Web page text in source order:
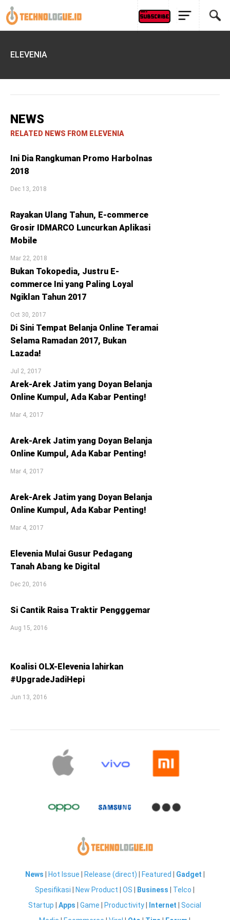
ELEVENIA
NEWS
RELATED NEWS FROM ELEVENIA
Ini Dia Rangkuman Promo Harbolnas
2018
Dec 13, 2018
Rayakan Ulang Tahun, E-commerce
Grosir IDMARCO Luncurkan Aplikasi
Mobile
Mar 22, 2018
Bukan Tokopedia, Justru E-
commerce Ini yang Paling Loyal
Ngiklan Tahun 2017
Oct 30, 2017
Di Sini Tempat Belanja Online Teramai
Selama Ramadan 2017, Bukan
Lazada!
Jul 2, 2017
Arek-Arek Jatim yang Doyan Belanja
Online Kumpul, Ada Kabar Penting!
Mar 4, 2017
Arek-Arek Jatim yang Doyan Belanja
Online Kumpul, Ada Kabar Penting!
Mar 4, 2017
Arek-Arek Jatim yang Doyan Belanja
Online Kumpul, Ada Kabar Penting!
Mar 4, 2017
Elevenia Mulai Gusur Pedagang
Tanah Abang ke Digital
Dec 20, 2016
Si Cantik Raisa Traktir Pengggemar
Aug 15, 2016
Koalisi OLX-Elevenia lahirkan
#UpgradeJadiHepi
Jun 13, 2016
News Hot Issue Release (direct) Featured Gadget
Spesifikasi
New Product |OS Business Telco
Startup |Apps |Game Productivity Internet |Social